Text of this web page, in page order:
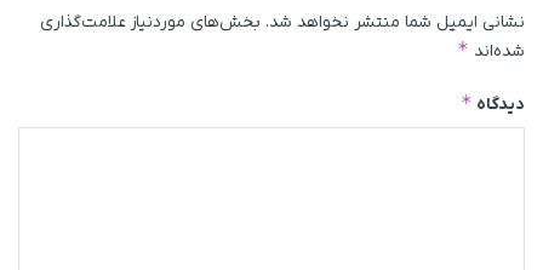
نشانی ایمیل شما منتشر نخواهد شد. بخش‌های موردنیاز علامت‌گذاری
شده‌اند *
دیدگاه *